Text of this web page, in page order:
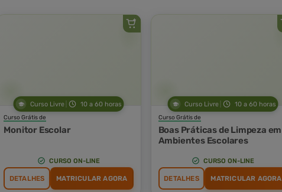
Curso Livre 10 a 60 horas
Curso Grátis de
Monitor Escolar
CURSO ON-LINE
DETALHES MATRICULAR AGORA
Curso Livre 10 a 60 horas
Curso Grátis de
Boas Práticas de Limpeza em
Ambientes Escolares
CURSO ON-LINE
DETALHES MATRICULAR AGORA